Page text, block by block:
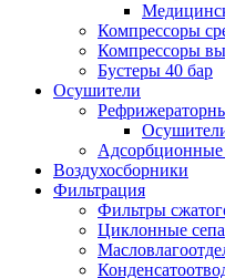
Компрессоры
Компрессоры
Бустеры 40 бар
Осушители
Воздухосборники
Фильтрация
Фильтры
Циклонные